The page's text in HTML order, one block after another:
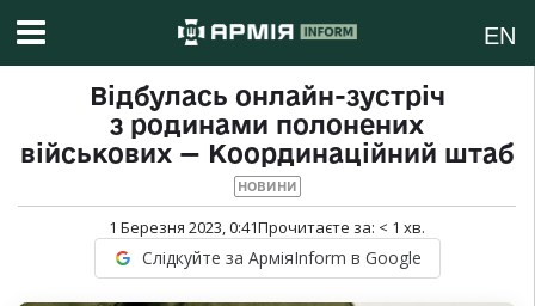
EN
Відбулась онлайн-зустріч
з родинами полонених
військових — Координаційний штаб
НОВИНИ
1 Березня 2023, 0:41Прочитаєте за: < 1 хв.
Слідкуйте за АрміяInform в Google